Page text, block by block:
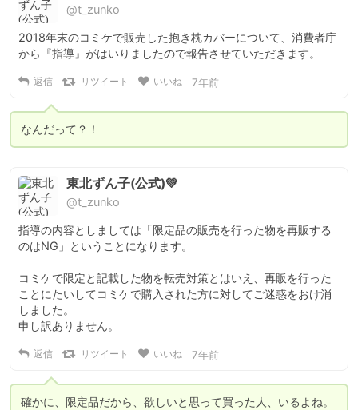
@t_zunko
2018年末のコミケで販売した抱き枕カバーについて、消費者庁
から『指導』がはいりましたので報告させていただきます。
返信 リツイート いいね 7年前
なんだって？！
東北ずん子(公式)💚
@t_zunko
指導の内容としましては「限定品の販売を行った物を再販する
のはNG」ということになります。
コミケで限定と記載した物を転売対策とはいえ、再販を行った
ことにたいしてコミケで購入された方に対してご迷惑をおけ消
しました。
申し訳ありません。
返信 リツイート いいね 7年前
確かに、限定品だから、欲しいと思って買った人、いるよね。